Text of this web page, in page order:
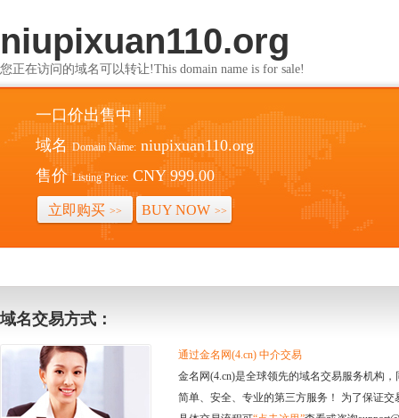
niupixuan110.org
您正在访问的域名可以转让!This domain name is for sale!
一口价出售中！
域名 Domain Name: niupixuan110.org
售价 Listing Price: CNY 999.00
立即购买 >> BUY NOW >>
域名交易方式：
通过金名网(4.cn) 中介交易
金名网(4.cn)是全球领先的域名交易服务机构
简单、安全、专业的第三方服务！ 为了保证